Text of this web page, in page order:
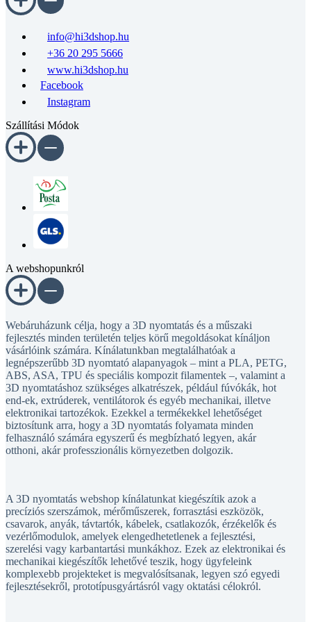
info@hi3dshop.hu
+36 20 295 5666
www.hi3dshop.hu
Facebook
Instagram
Szállítási Módok
A webshopunkról
Webáruházunk célja, hogy a 3D nyomtatás és a műszaki
fejlesztés minden területén teljes körű megoldásokat kínáljon
vásárlóink számára. Kínálatunkban megtalálhatóak a
legnépszerűbb 3D nyomtató alapanyagok – mint a PLA, PETG,
ABS, ASA, TPU és speciális kompozit filamentek –, valamint a
3D nyomtatáshoz szükséges alkatrészek, például fúvókák, hot
end-ek, extrúderek, ventilátorok és egyéb mechanikai, illetve
elektronikai tartozékok. Ezekkel a termékekkel lehetőséget
biztosítunk arra, hogy a 3D nyomtatás folyamata minden
felhasználó számára egyszerű és megbízható legyen, akár
otthoni, akár professzionális környezetben dolgozik.
A 3D nyomtatás webshop kínálatunkat kiegészítik azok a
precíziós szerszámok, mérőműszerek, forrasztási eszközök,
csavarok, anyák, távtartók, kábelek, csatlakozók, érzékelők és
vezérlőmodulok, amelyek elengedhetetlenek a fejlesztési,
szerelési vagy karbantartási munkákhoz. Ezek az elektronikai és
mechanikai kiegészítők lehetővé teszik, hogy ügyfeleink
komplexebb projekteket is megvalósítsanak, legyen szó egyedi
fejlesztésekről, prototípusgyártásról vagy oktatási célokról.